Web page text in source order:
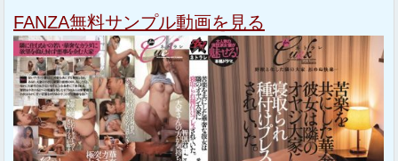
FANZA無料サンプル動画を見る